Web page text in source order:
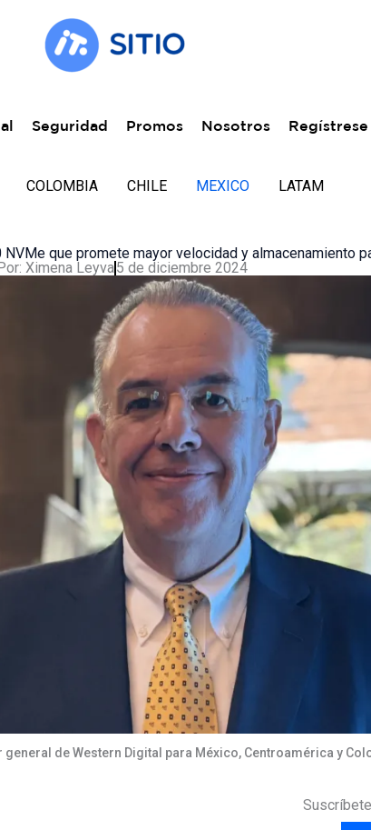
Seguridad Promos Nosotros Regístrese
COLOMBIA CHILE MEXICO LATAM
que promete mayor velocidad y almacenamiento
Ximena Leyva5 de diciembre 2024
de Western Digital para México, Centroamérica y